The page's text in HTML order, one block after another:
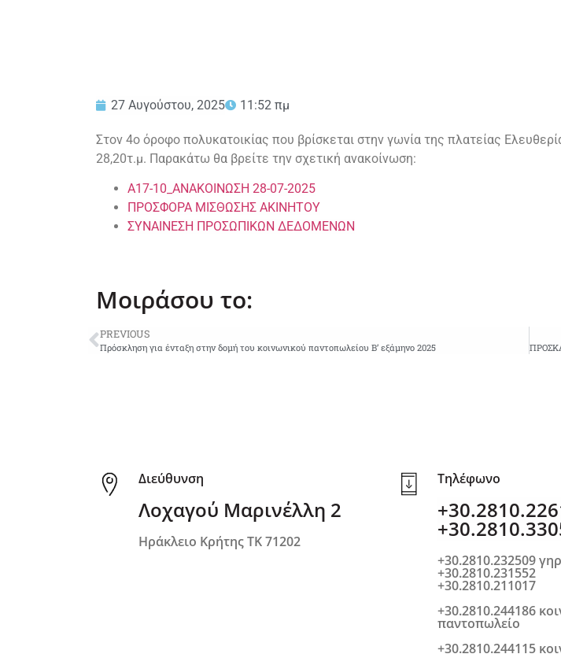
27 Αυγούστου, 2025 11:52 πμ
Στον 4ο όροφο πολυκατοικίας που βρίσκεται στην γωνία της πλατείας
28,20τ.μ. Παρακάτω θα βρείτε την σχετική ανακοίνωση:
Α17-10_ΑΝΑΚΟΙΝΩΣΗ 28-07-2025
ΠΡΟΣΦΟΡΑ ΜΙΣΘΩΣΗΣ ΑΚΙΝΗΤΟΥ
ΣΥΝΑΙΝΕΣΗ ΠΡΟΣΩΠΙΚΩΝ ΔΕΔΟΜΕΝΩΝ
Μοιράσου το:
PREVIOUS
Πρόσκληση για ένταξη στην δομή του κοινωνικού παντοπωλείου Β’ εξάμηνο 2025
Διεύθυνση
Λοχαγού Μαρινέλλη 2
Ηράκλειο Κρήτης ΤΚ 71202
Τηλέφωνο
+30.2810.232509
+30.2810.231552
+30.2810.211017
+30.2810.244186
παντοπωλείο
+30.2810.244115